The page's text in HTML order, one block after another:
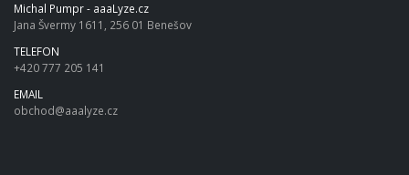
Michal Pumpr - aaaLyze.cz
Jana Švermy 1611, 256 01 Benešov
TELEFON
+420 777 205 141
EMAIL
obchod@aaalyze.cz